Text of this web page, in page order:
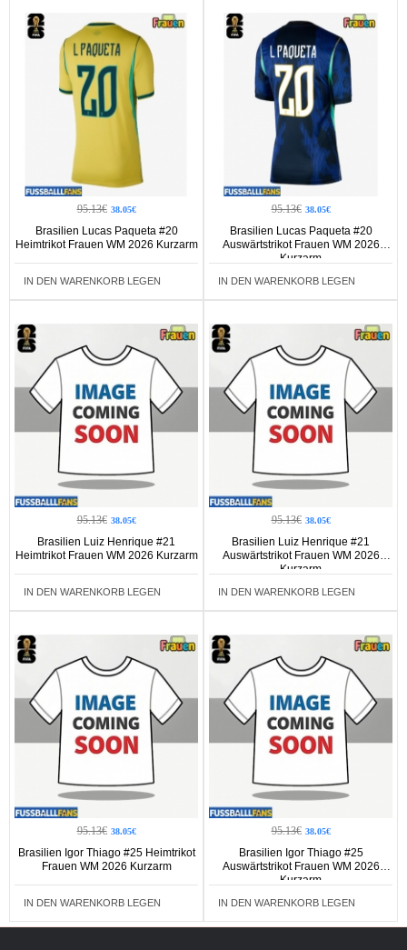
95.13€ 38.05€
Brasilien Lucas Paqueta #20
Heimtrikot Frauen WM 2026 Kurzarm
IN DEN WARENKORB LEGEN
95.13€ 38.05€
Brasilien Lucas Paqueta #20
Auswärtstrikot Frauen WM 2026
Kurzarm
IN DEN WARENKORB LEGEN
95.13€ 38.05€
Brasilien Luiz Henrique #21
Heimtrikot Frauen WM 2026 Kurzarm
IN DEN WARENKORB LEGEN
95.13€ 38.05€
Brasilien Luiz Henrique #21
Auswärtstrikot Frauen WM 2026
Kurzarm
IN DEN WARENKORB LEGEN
95.13€ 38.05€
Brasilien Igor Thiago #25 Heimtrikot
Frauen WM 2026 Kurzarm
IN DEN WARENKORB LEGEN
95.13€ 38.05€
Brasilien Igor Thiago #25
Auswärtstrikot Frauen WM 2026
Kurzarm
IN DEN WARENKORB LEGEN